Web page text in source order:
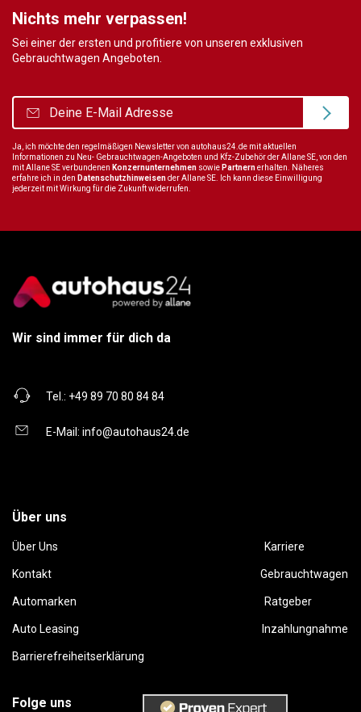
Nichts mehr verpassen!
Sei einer der ersten und profitiere von unseren exklusiven
Gebrauchtwagen Angeboten.
Ja, ich möchte den regelmäßigen Newsletter von autohaus24.de mit aktuellen
Informationen zu Neu- Gebrauchtwagen-Angeboten und Kfz-Zubehör der Allane SE, von den
mit Allane SE verbundenen Konzernunternehmen sowie Partnernerhalten. Näheres
erfahre ich in den Datenschutzhinweisender Allane SE. Ich kann diese Einwilligung
jederzeit mit Wirkung für die Zukunft widerrufen.
Wir sind immer für dich da
Tel.: +49 89 70 80 84 84
E-Mail: info@autohaus24.de
Über uns
Über Uns Karriere
Kontakt Gebrauchtwagen
Automarken Ratgeber
Auto Leasing Inzahlungnahme
Barrierefreiheitserklärung
Folge uns